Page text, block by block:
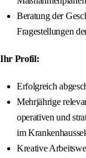
Beratung der
Fragestellungen
Ihr Profil:
Erfolgreich
Mehrjährige
operativen und
im
Kreative